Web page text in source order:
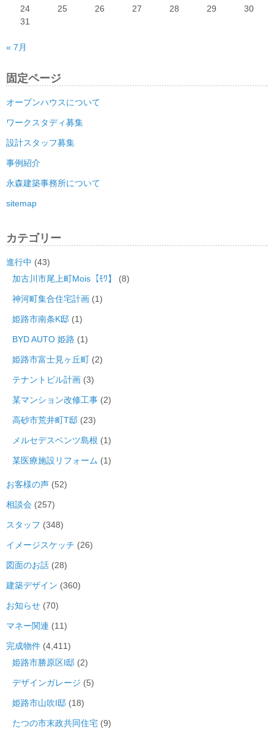
24
25 26 27 28 29
30
31
« 7月
固定ページ
オープンハウスについて
ワークスタディ募集
設計スタッフ募集
事例紹介
永森建築事務所について
sitemap
カテゴリー
進行中 (43)
加古川市尾上町Mois【ﾓﾜ】
(8)
神河町集合住宅計画 (1)
姫路市南条K邸 (1)
BYD AUTO 姫路 (1)
姫路市富士見ヶ丘町 (2)
テナントビル計画 (3)
某マンション改修工事 (2)
高砂市荒井町T邸 (23)
メルセデスベンツ島根 (1)
某医療施設リフォーム (1)
お客様の声 (52)
相談会 (257)
スタッフ (348)
イメージスケッチ (26)
図面のお話 (28)
建築デザイン (360)
お知らせ (70)
マネー関連 (11)
完成物件 (4,411)
姫路市勝原区I邸 (2)
デザインガレージ (5)
姫路市山吹I邸 (18)
たつの市末政共同住宅 (9)